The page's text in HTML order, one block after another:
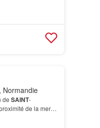
Normandie
de SAINT-
de la mer,